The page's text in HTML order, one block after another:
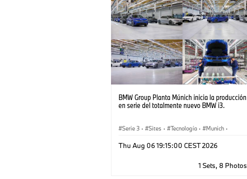
BMW Group Planta Múnich inicia la producción
en serie del totalmente nuevo BMW i3.
Serie 3 · Sites · Tecnología · Munich ·
Thu Aug 06 19:15:00 CEST 2026
1 Sets, 8 Photos